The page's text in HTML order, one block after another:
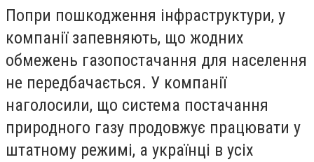
Попри пошкодження інфраструктури, у
компанії запевняють, що жодних
обмежень газопостачання для населення
не передбачається. У компанії
наголосили, що система постачання
природного газу продовжує працювати у
штатному режимі, а українці в усіх